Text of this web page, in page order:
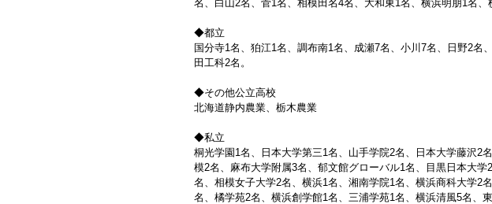
名、白山2名、菅1名、相模田名4名、大和東1名、横浜明朋1名
◆都立
国分寺1名、狛江1名、調布南1名、成瀬7名、小川7名、日野2
田工科2名。
◆その他公立高校
北海道静内農業、栃木農業
◆私立
桐光学園1名、日本大学第三1名、山手学院2名、日本大学藤沢2
模2名、麻布大学附属3名、郁文館グローバル1名、目黒日本大
名、相模女子大学2名、横浜1名、湘南学院1名、横浜商科大学2
名、橘学苑2名、横浜創学館1名、三浦学苑1名、横浜清風5名、